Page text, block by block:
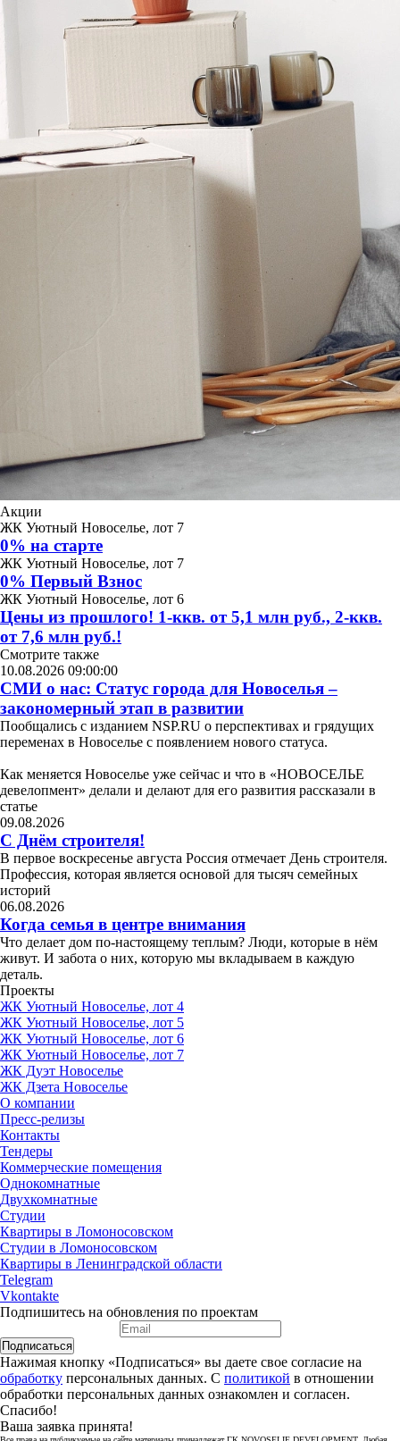
Акции
ЖК Уютный Новоселье, лот 7
0% на старте
ЖК Уютный Новоселье, лот 7
0% Первый Взнос
ЖК Уютный Новоселье, лот 6
Цены из прошлого! 1-ккв. от 5,1 млн руб., 2-ккв.
от 7,6 млн руб.!
Смотрите также
10.08.2026 09:00:00
СМИ о нас: Статус города для Новоселья –
закономерный этап в развитии
Пообщались с изданием NSP.RU о перспективах и грядущих
переменах в Новоселье с появлением нового статуса.
Как меняется Новоселье уже сейчас и что в «НОВОСЕЛЬЕ
девелопмент» делали и делают для его развития рассказали в
статье
09.08.2026
С Днём строителя!
В первое воскресенье августа Россия отмечает День строителя.
Профессия, которая является основой для тысяч семейных
историй
06.08.2026
Когда семья в центре внимания
Что делает дом по-настоящему теплым? Люди, которые в нём
живут. И забота о них, которую мы вкладываем в каждую
деталь.
Проекты
ЖК Уютный Новоселье, лот 4
ЖК Уютный Новоселье, лот 5
ЖК Уютный Новоселье, лот 6
ЖК Уютный Новоселье, лот 7
ЖК Дуэт Новоселье
ЖК Дзета Новоселье
О компании
Пресс-релизы
Контакты
Тендеры
Коммерческие помещения
Однокомнатные
Двухкомнатные
Студии
Квартиры в Ломоносовском
Студии в Ломоносовском
Квартиры в Ленинградской области
Telegram
Vkontakte
Подпишитесь на обновления по проектам
Подписаться
Нажимая кнопку «Подписаться» вы даете свое согласие на
обработку персональных данных. С политикой в отношении
обработки персональных данных ознакомлен и согласен.
Спасибо!
Ваша заявка принята!